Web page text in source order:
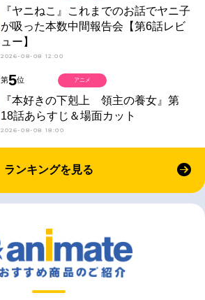
『ヤニねこ』これまでのお話でヤニ子
が吸った本数中間報告会【第6話レビ
ュー】
2026-08-08 12:00
第5位
『本好きの下剋上 領主の養女』第
18話あらすじ＆場面カット
2026-08-08 18:00
アニメ
ランキングを見る